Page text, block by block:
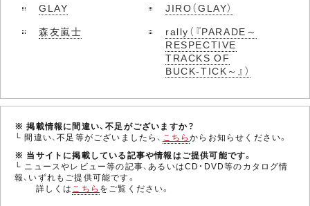
GLAY
JIRO（GLAY）
森友嵐士
rally（『PARADE～
RESPECTIVE
TRACKS OF
BUCK-TICK～』）
※ 掲載情報に間違い、不足がございますか？
└ 間違い、不足等がございましたら、 こちらからお知らせください。
※ 当サイトに掲載している記事や情報はご提供可能です。
└ ニュースやレビュー等の記事、あるいはCD・DVD等のカタログ情
報、いずれもご提供可能です。
詳しくはこちら をご覧ください。